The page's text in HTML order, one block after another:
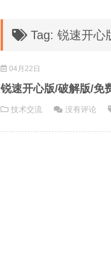
Tag: 锐速开心
04月22日
锐速开心版/破解版/免
技术交流 没有评论